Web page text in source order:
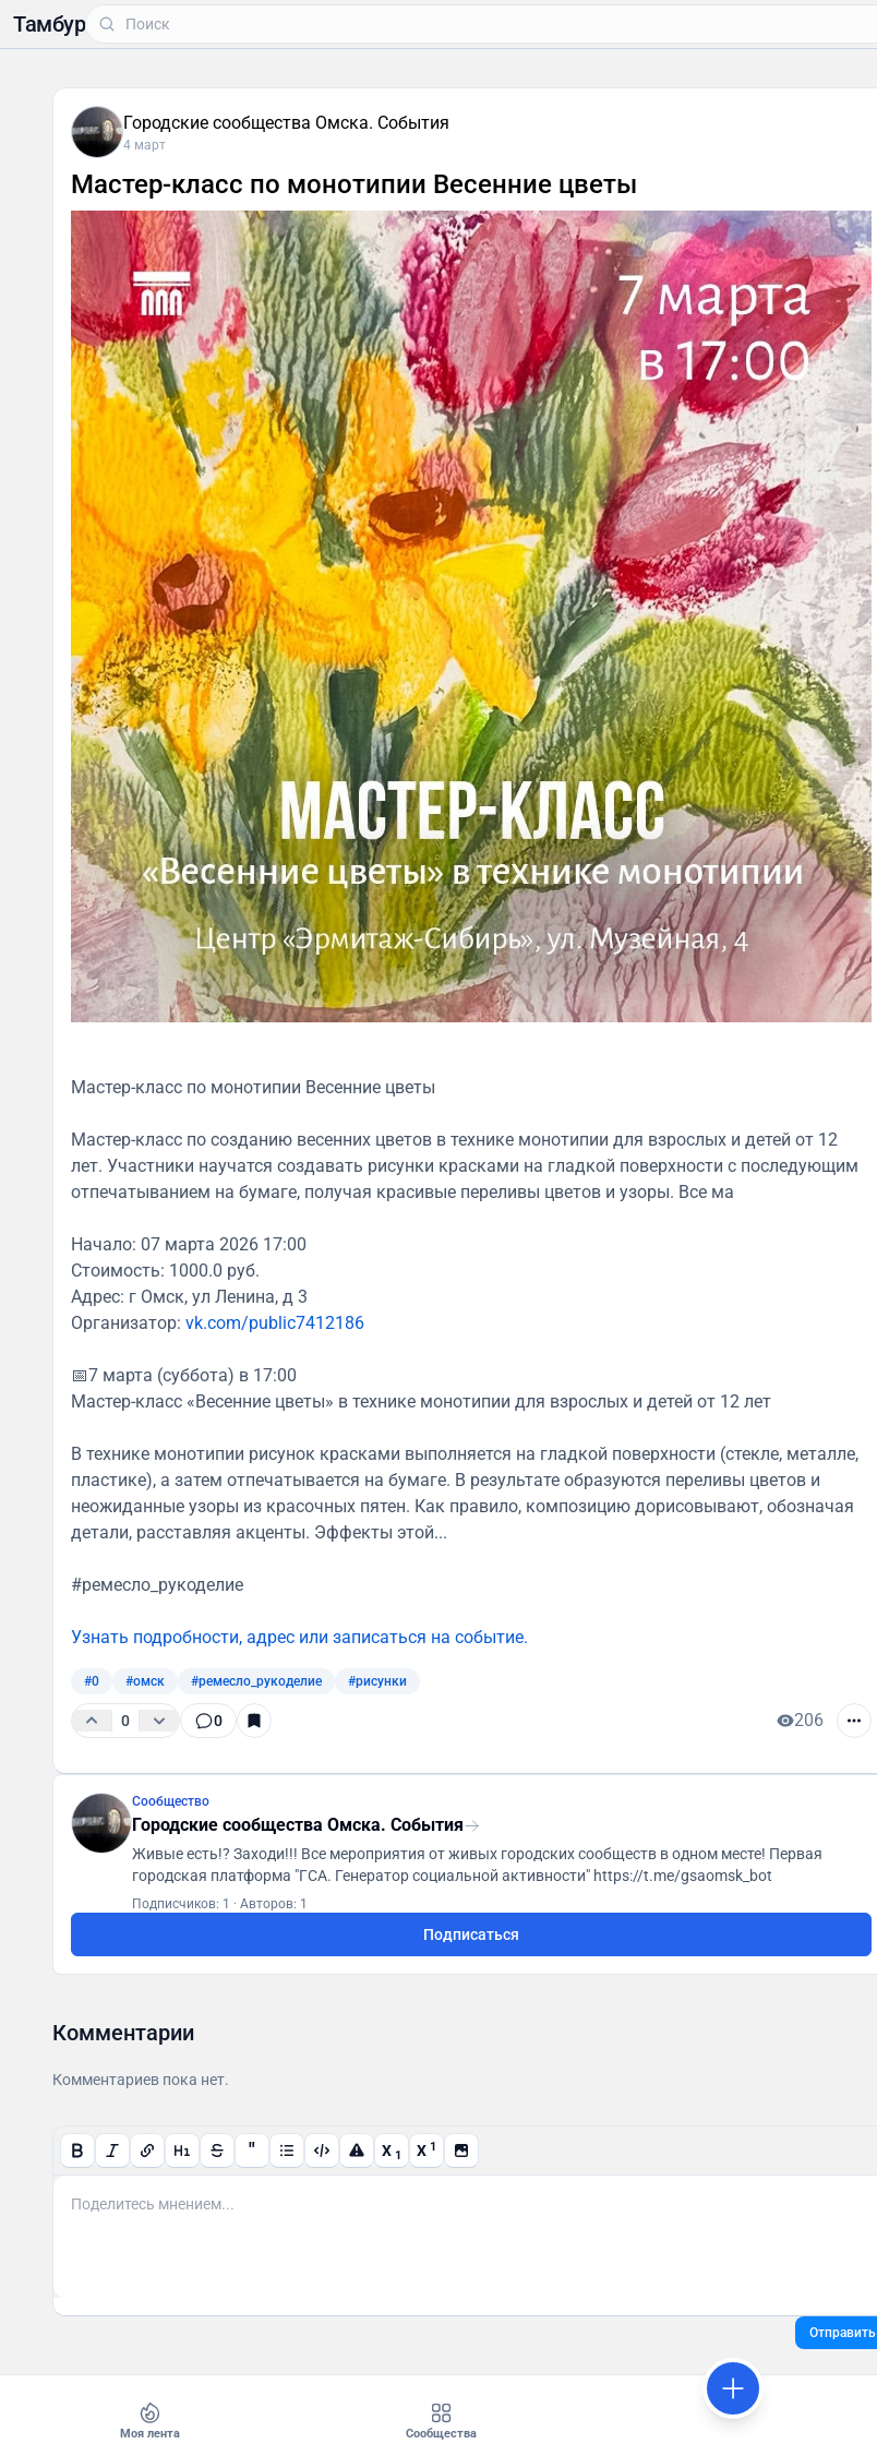
Тамбур
Городские сообщества Омска. События
4 март
Мастер-класс по монотипии Весенние цветы
Мастер-класс по монотипии Весенние цветы
Мастер-класс по созданию весенних цветов в технике монотипии для взрослых и детей от 12
лет. Участники научатся создавать рисунки красками на гладкой поверхности с последующим
отпечатыванием на бумаге, получая красивые переливы цветов и узоры. Все ма
Начало: 07 марта 2026 17:00
Стоимость: 1000.0 руб.
Адрес: г Омск, ул Ленина, д 3
Организатор: vk.com/public7412186
📅7 марта (суббота) в 17:00
Мастер-класс «Весенние цветы» в технике монотипии для взрослых и детей от 12 лет
В технике монотипии рисунок красками выполняется на гладкой поверхности (стекле, металле,
пластике), а затем отпечатывается на бумаге. В результате образуются переливы цветов и
неожиданные узоры из красочных пятен. Как правило, композицию дорисовывают, обозначая
детали, расставляя акценты. Эффекты этой...
#ремесло_рукоделие
Узнать подробности, адрес или записаться на событие.
#0 #омск #ремесло_рукоделие #рисунки
0 0 206
Сообщество
Городские сообщества Омска. События
Живые есть!? Заходи!!! Все мероприятия от живых городских сообществ в одном месте! Первая
городская платформа "ГСА. Генератор социальной активности" https://t.me/gsaomsk_bot
Подписчиков: 1 · Авторов: 1
Подписаться
Комментарии
Комментариев пока нет.
" X 1 X 1
Отправить
Моя лента Сообщества